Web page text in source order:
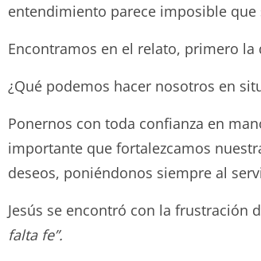
entendimiento parece imposible
Encontramos en el relato, primero la
¿Qué podemos hacer nosotros en
Ponernos con toda confianza en
importante que fortalezcamos
deseos, poniéndonos siempre al
Jesús se encontró con la frustración
falta fe”.